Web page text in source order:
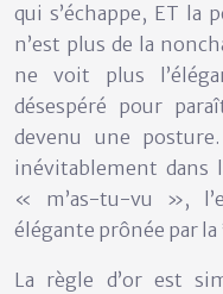
qui s’échappe, ET la
n’est plus de la
ne voit plus
désespéré pour
devenu une
inévitablement dans
« m’as-tu-vu »,
élégante prônée par
La règle d’or est